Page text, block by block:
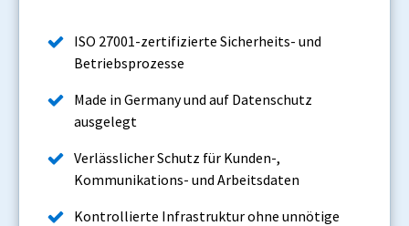
ISO 27001-zertifizierte Sicherheits- und
Betriebsprozesse
Made in Germany und auf Datenschutz
ausgelegt
Verlässlicher Schutz für Kunden-,
Kommunikations- und Arbeitsdaten
Kontrollierte Infrastruktur ohne unnötige